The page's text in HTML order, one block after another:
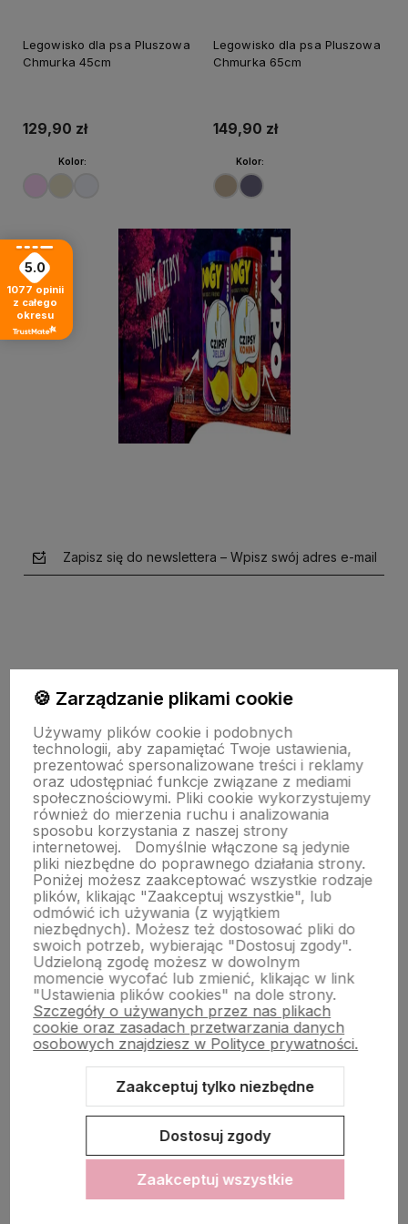
Legowisko dla psa Pluszowa
Chmurka 45cm
129,90 zł
Kolor:
Legowisko dla psa Pluszowa
Chmurka 65cm
149,90 zł
Kolor:
Zapisz się do newslettera – Wpisz swój adres e-mail
polityce prywatności
O nas
Obsługa klienta
Pomoc
Moje konto
5.0
1077 opinii
z całego
okresu
Sklep internetowy Shoper.pl Szablon Shoper Modern 3.0™
🍪 Zarządzanie plikami cookie
Używamy plików cookie i podobnych
technologii, aby zapamiętać Twoje ustawienia,
prezentować spersonalizowane treści i reklamy
oraz udostępniać funkcje związane z mediami
społecznościowymi. Pliki cookie wykorzystujemy
również do mierzenia ruchu i analizowania
sposobu korzystania z naszej strony
internetowej.
Domyślnie włączone są jedynie
pliki niezbędne do poprawnego działania strony.
Poniżej możesz zaakceptować wszystkie rodzaje
plików, klikając "Zaakceptuj wszystkie", lub
odmówić ich używania (z wyjątkiem
niezbędnych). Możesz też dostosować pliki do
swoich potrzeb, wybierając "Dostosuj zgody".
Udzieloną zgodę możesz w dowolnym
momencie wycofać lub zmienić, klikając w link
"Ustawienia plików cookies" na dole strony.
Szczegóły o używanych przez nas plikach
cookie oraz zasadach przetwarzania danych
osobowych znajdziesz w Polityce prywatności.
Zaakceptuj tylko niezbędne
Dostosuj zgody
Zaakceptuj wszystkie